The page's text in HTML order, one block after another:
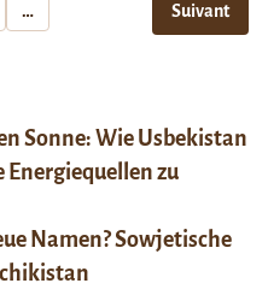
… Suivant
Sonne: Wie Usbekistan
zu
Namen? Sowjetische